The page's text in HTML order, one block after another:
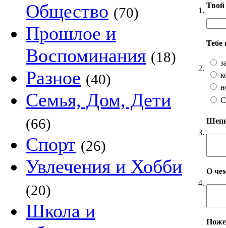
Общество (70)
Прошлое и
Воспоминания (18)
Разное (40)
Семья, Дом, Дети
(66)
Спорт (26)
Увлечения и Хобби
(20)
Школа и
1.
Твой
2.
Тебе
3.
4.
О